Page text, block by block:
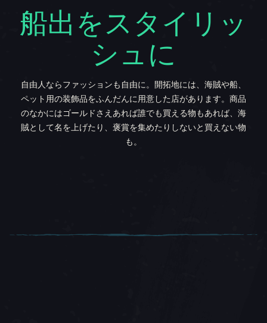
船出をスタイリッ
シュに
自由人ならファッションも自由に。開拓地には、海賊や船、
ペット用の装飾品をふんだんに用意した店があります。商品
のなかにはゴールドさえあれば誰でも買える物もあれば、海
賊として名を上げたり、褒賞を集めたりしないと買えない物
も。